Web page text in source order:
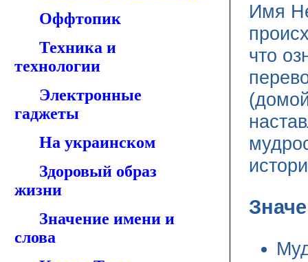
Оффтопик
Техника и
технологии
Электронные
гаджеты
На украинском
Здоровый образ
жизни
Значение имени и
слова
Имя
что